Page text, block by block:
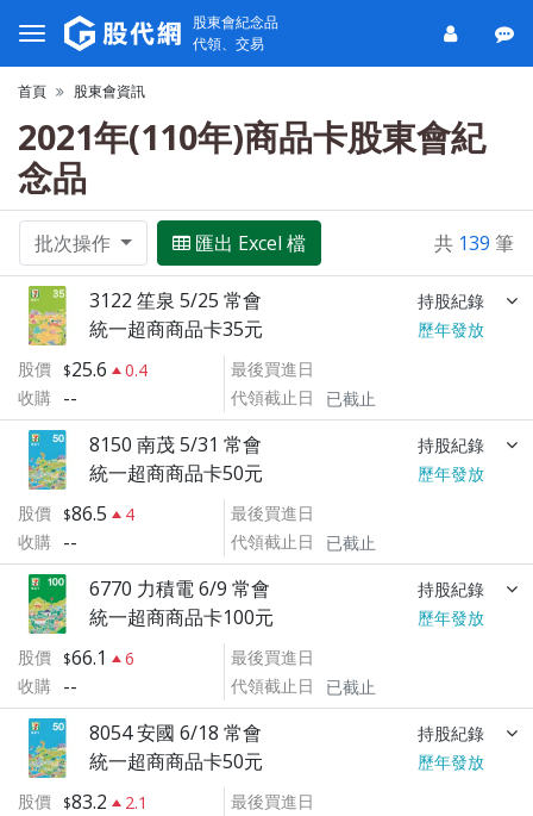
股東會紀念品
代領、交易
首頁 股東會資訊
2021年(110年)商品卡股東會紀
念品
批次操作 匯出 Excel 檔 共 139 筆
3122 笙泉 5/25 常會 持股紀錄
統一超商商品卡35元
歷年發放
股價
25.6
0.4
收購 --
最後買進日
代領截止日
已截止
8150 南茂 5/31 常會 持股紀錄
統一超商商品卡50元
歷年發放
股價
86.5
4
收購 --
最後買進日
代領截止日
已截止
6770 力積電 6/9 常會 持股紀錄
統一超商商品卡100元
歷年發放
股價
66.1
6
收購 --
最後買進日
代領截止日
已截止
8054 安國 6/18 常會 持股紀錄
統一超商商品卡50元
歷年發放
股價
83.2
2.1
最後買進日